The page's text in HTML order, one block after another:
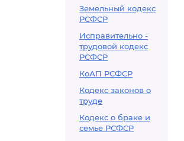
Земельный кодекс
РСФСР
Исправительно -
трудовой кодекс
РСФСР
КоАП РСФСР
Кодекс законов о
труде
Кодекс о браке и
семье РСФСР